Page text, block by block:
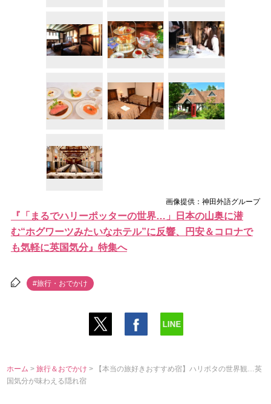
画像提供：神田外語グループ
『「まるでハリーポッターの世界…」日本の山奥に潜
む“ホグワーツみたいなホテル”に反響、円安＆コロナで
も気軽に英国気分』特集へ
#旅行・おでかけ
ホーム >旅行＆おでかけ> 【本当の旅好きおすすめ宿】ハリポタの世界観…英
国気分が味わえる隠れ宿